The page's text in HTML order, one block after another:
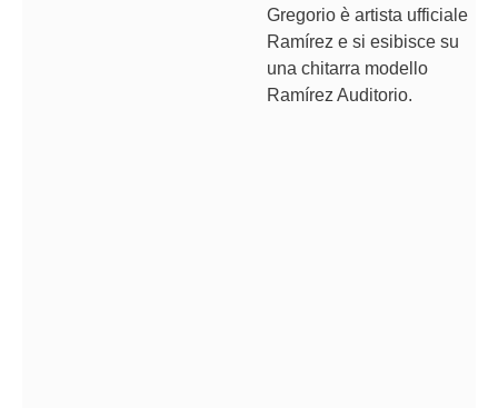
Gregorio è artista ufficiale
Ramírez e si esibisce su
una chitarra modello
Ramírez Auditorio.